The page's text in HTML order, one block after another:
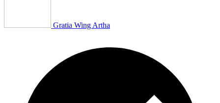
Gratia Wing Artha